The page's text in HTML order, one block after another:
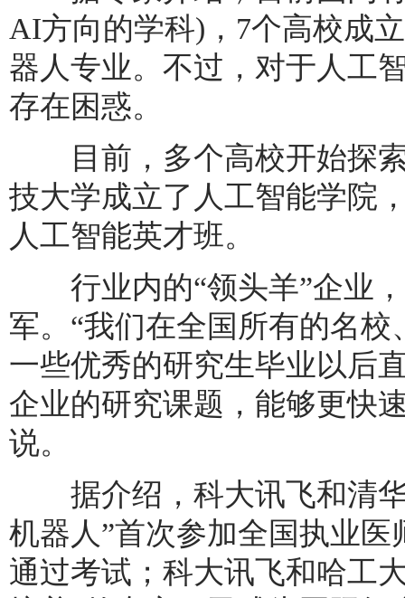
AI方向的学科)，7个高校成
器人专业。不过，对于人工
存在困惑。
目前，多个高校开始探索
技大学成立了人工智能学院
人工智能英才班。
行业内的“领头羊”企业，
军。“我们在全国所有的名
一些优秀的研究生毕业以后
企业的研究课题，能够更快
说。
据介绍，科大讯飞和清华
机器人”首次参加全国执业
通过考试；科大讯飞和哈工